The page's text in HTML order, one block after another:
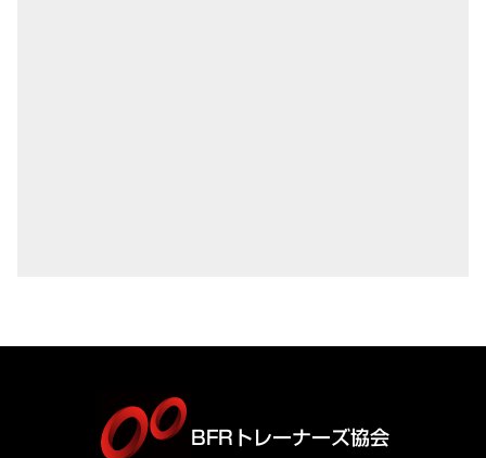
BFRトレーナーズ協会